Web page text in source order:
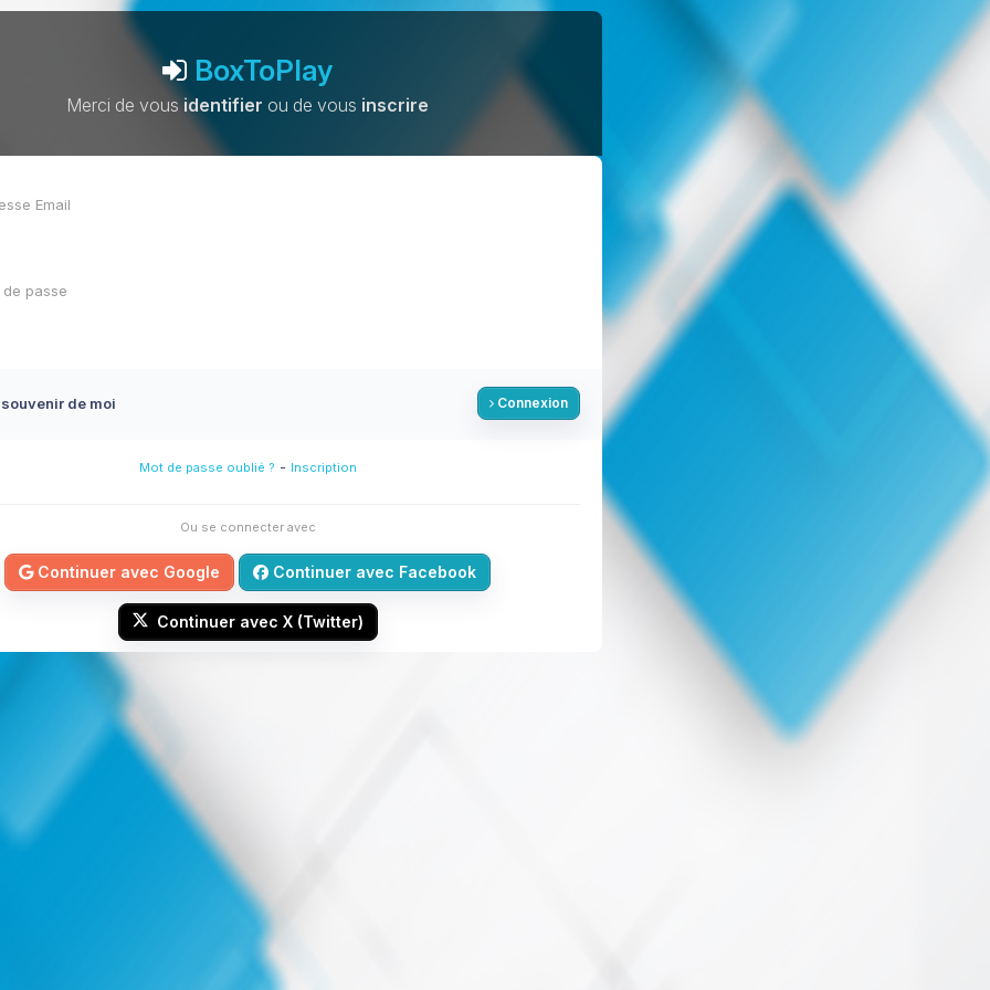
BoxToPlay
Merci de vousidentifier ou de vous inscrire
de moi Connexion
Mot de passe oublié ? - Inscription
Ou se connecter avec
Continuer avec Google Continuer avec Facebook
Continuer avec X (Twitter)